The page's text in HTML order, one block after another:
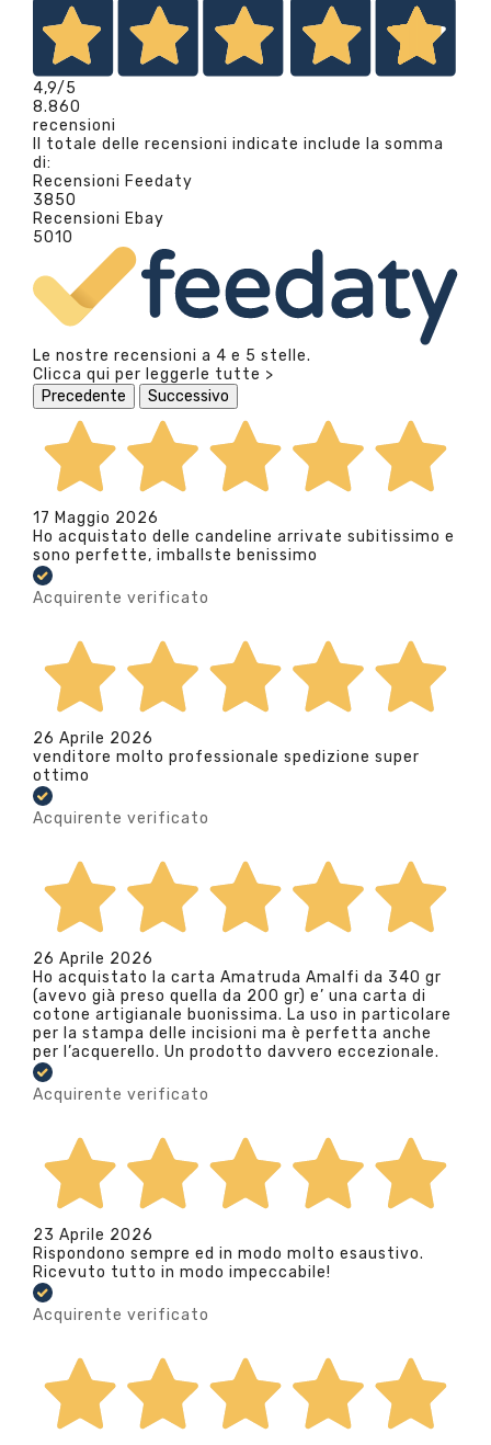
4,9/5
8.860
recensioni
Il totale delle recensioni indicate include la somma
di:
Recensioni Feedaty
3850
Recensioni Ebay
5010
Le nostre recensioni a 4 e 5 stelle.
Clicca qui per leggerle tutte >
Precedente
Successivo
17 Maggio 2026
Ho acquistato delle candeline arrivate subitissimo e
sono perfette, imballste benissimo
Acquirente verificato
26 Aprile 2026
venditore molto professionale spedizione super
ottimo
Acquirente verificato
26 Aprile 2026
Ho acquistato la carta Amatruda Amalfi da 340 gr
(avevo già preso quella da 200 gr) e’ una carta di
cotone artigianale buonissima. La uso in particolare
per la stampa delle incisioni ma è perfetta anche
per l’acquerello. Un prodotto davvero eccezionale.
Acquirente verificato
23 Aprile 2026
Rispondono sempre ed in modo molto esaustivo.
Ricevuto tutto in modo impeccabile!
Acquirente verificato